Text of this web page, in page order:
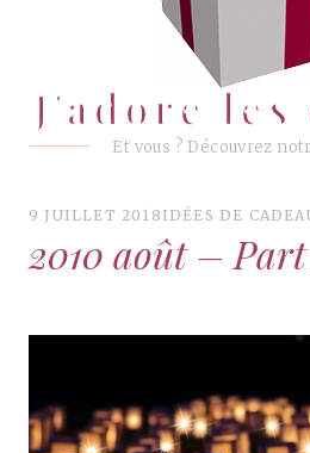
J'adore les
Et vous ? Découvrez
9 JUILLET 2018 IDÉES DE
2010 août –